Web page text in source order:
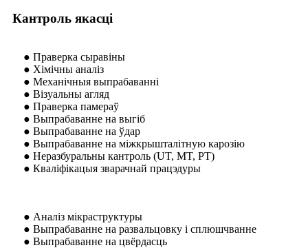
Кантроль якасці
● Праверка сыравіны
● Хімічны аналіз
● Механічныя выпрабаванні
● Візуальны агляд
● Праверка памераў
● Выпрабаванне на выгіб
● Выпрабаванне на ўдар
● Выпрабаванне на міжкрышталітную карозію
● Неразбуральны кантроль (UT, MT, PT)
● Кваліфікацыя зварачнай працэдуры
● Аналіз мікраструктуры
● Выпрабаванне на развальцовку і сплюшчванне
● Выпрабаванне на цвёрдасць